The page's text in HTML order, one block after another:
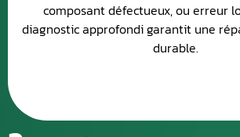
composant défectueux, ou erreur
diagnostic approfondi garantit une
durable.